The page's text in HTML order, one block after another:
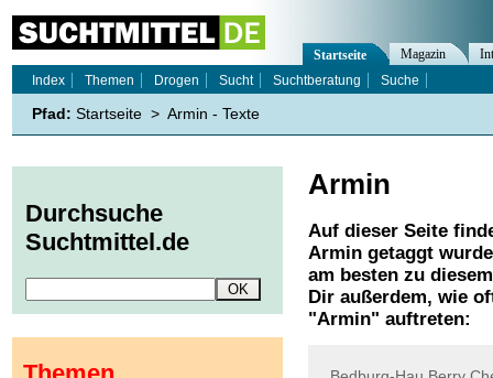
Armin
Auf dieser Seite
Armin getaggt
am besten zu
Dir außerdem, wie
"Armin" auftreten:
Startseite Magazin
Index
Themen Drogen Sucht Suchtberatung Suche
Pfad: Startseite > Armin - Texte
Durchsuche
Suchtmittel.de
Themen